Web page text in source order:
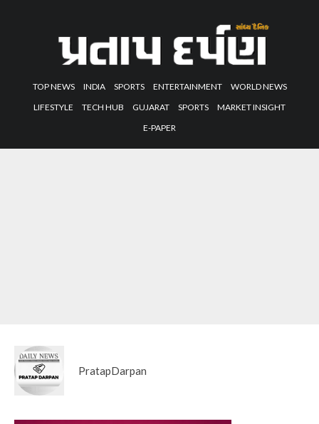
TOP NEWS INDIA SPORTS ENTERTAINMENT
WORLD NEWS
LIFESTYLE
TECH HUB GUJARAT SPORTS
MARKET INSIGHT
E-PAPER
PratapDarpan